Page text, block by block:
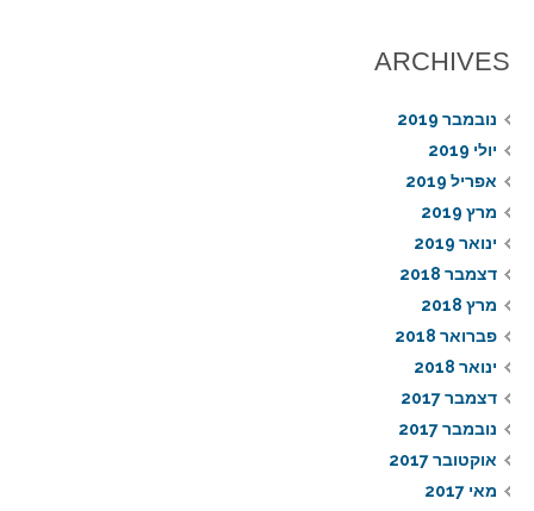
ARCHIVES
נובמבר 2019
יולי 2019
אפריל 2019
מרץ 2019
ינואר 2019
דצמבר 2018
מרץ 2018
פברואר 2018
ינואר 2018
דצמבר 2017
נובמבר 2017
אוקטובר 2017
מאי 2017